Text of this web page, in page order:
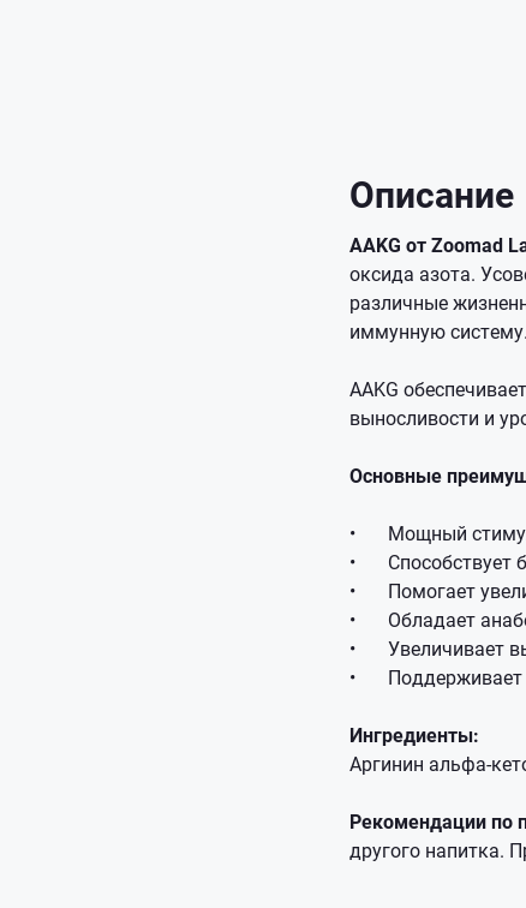
Описание
AAKG от Zoomad
оксида азота.
различные
иммунную систему.
AAKG
выносливости и
Основные
•
Мощный
•
Способствует
•
Помогает
•
Обладает
•
Увеличивает
•
Ингредиенты:
Аргинин альфа-
Рекомендации по
другого напитка.